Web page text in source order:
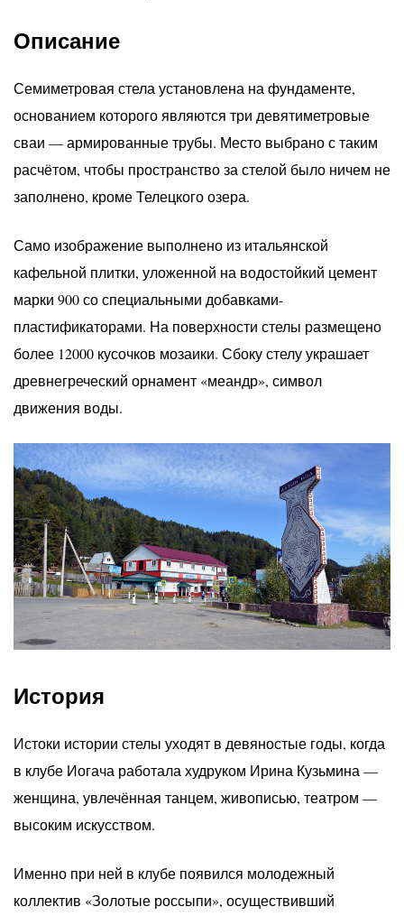
Описание
Семиметровая стела установлена на фундаменте,
основанием которого являются три девятиметровые
сваи — армированные трубы. Место выбрано с таким
расчётом, чтобы пространство за стелой было ничем не
заполнено, кроме Телецкого озера.
Само изображение выполнено из итальянской
кафельной плитки, уложенной на водостойкий цемент
марки 900 со специальными добавками-
пластификаторами. На поверхности стелы размещено
более 12000 кусочков мозаики. Сбоку стелу украшает
древнегреческий орнамент «меандр», символ
движения воды.
История
Истоки истории стелы уходят в девяностые годы, когда
в клубе Иогача работала худруком Ирина Кузьмина —
женщина, увлечённая танцем, живописью, театром —
высоким искусством.
Именно при ней в клубе появился молодежный
коллектив «Золотые россыпи», осуществивший